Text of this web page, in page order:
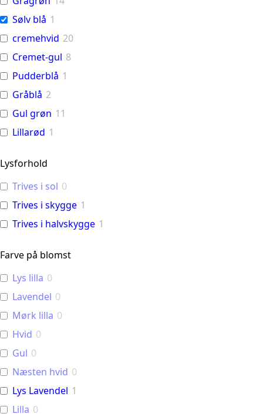
Sølv blå 1
cremehvid 20
Cremet-gul 8
Pudderblå 1
Gråblå 2
Gul grøn 11
Lillarød 1
Lysforhold
Trives i sol 0
Trives i skygge 1
Trives i halvskygge 1
Farve på blomst
Lys lilla 0
Lavendel 0
Mørk lilla 0
Hvid 0
Gul 0
Næsten hvid 0
Lys Lavendel 1
Lilla 0